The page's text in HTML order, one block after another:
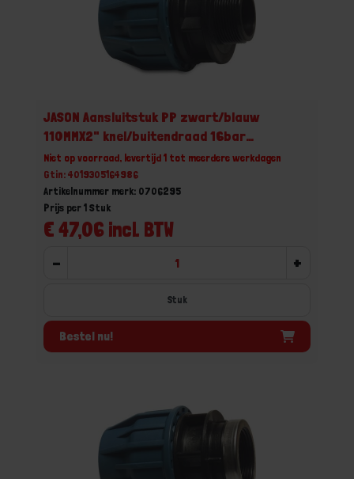
JASON Aansluitstuk PP zwart/blauw
110MMX2" knel/buitendraad 16bar
DVGW/KIWA/WRAS/SVGW
Niet op voorraad, levertijd 1 tot meerdere werkdagen
Gtin: 4019305164986
Artikelnummer merk: 0706295
€ 47,06 incl. BTW
Prijs per 1 Stuk
- +
Stuk
Bestel nu!